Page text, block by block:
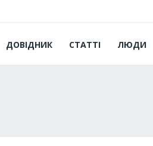
ДОВІДНИК СТАТТІ ЛЮДИ